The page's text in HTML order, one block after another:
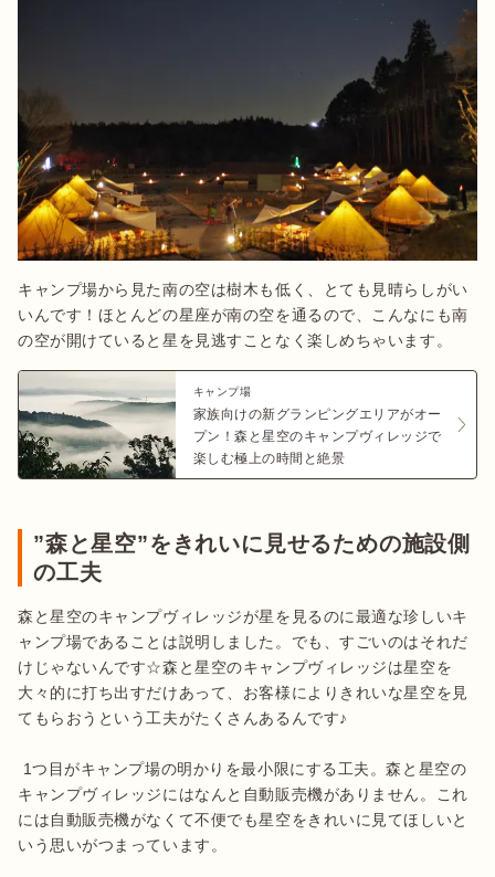
キャンプ場から見た南の空は樹木も低く、とても見晴らしがい
いんです！ほとんどの星座が南の空を通るので、こんなにも南
の空が開けていると星を見逃すことなく楽しめちゃいます。
キャンプ場
家族向けの新グランピングエリアがオー
プン！森と星空のキャンプヴィレッジで
楽しむ極上の時間と絶景
”森と星空”をきれいに見せるための施設側
の工夫
森と星空のキャンプヴィレッジが星を見るのに最適な珍しいキ
ャンプ場であることは説明しました。でも、すごいのはそれだ
けじゃないんです☆森と星空のキャンプヴィレッジは星空を
大々的に打ち出すだけあって、お客様によりきれいな星空を見
てもらおうという工夫がたくさんあるんです♪
キャンプヴィレッジにはなんと自動販売機がありません。これ
には自動販売機がなくて不便でも星空をきれいに見てほしいと
いう思いがつまっています。